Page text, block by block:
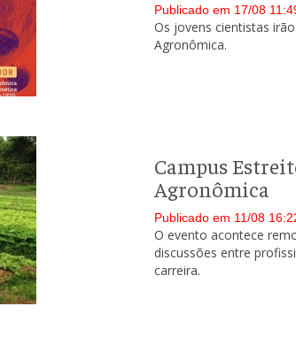
Publicado em 17/08
Os jovens cientistas
Agronômica.
Campus
Agronômica
Publicado em 11/08
O evento acontece
discussões entre
carreira.